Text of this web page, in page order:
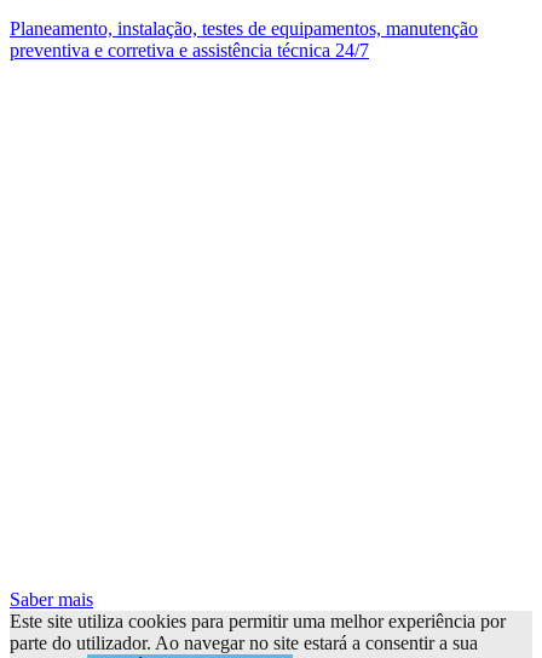
Planeamento, instalação, testes de equipamentos, manutenção
preventiva e corretiva e assistência técnica 24/7
Saber mais
Este site utiliza cookies para permitir uma melhor experiência por
parte do utilizador. Ao navegar no site estará a consentir a sua